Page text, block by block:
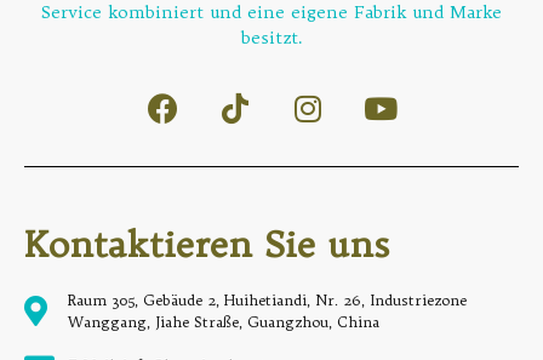
Service kombiniert und eine eigene Fabrik und Marke
besitzt.
Kontaktieren Sie uns
Raum 305, Gebäude 2, Huihetiandi, Nr. 26, Industriezone
Wanggang, Jiahe Straße, Guangzhou, China